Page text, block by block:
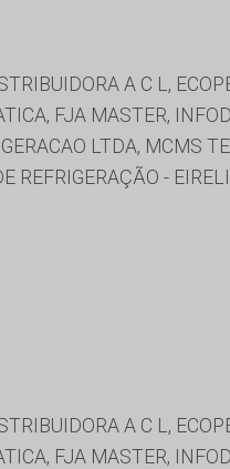
A C L,
FJA MASTER,
LTDA, MCMS
-
A C L,
FJA MASTER,